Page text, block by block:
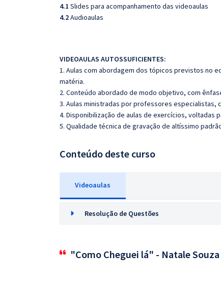
4.1 Slides para acompanhamento das videoaulas
4.2Audioaulas
VIDEOAULAS AUTOSSUFICIENTES:
1. Aulas com abordagem dos tópicos previstos no
matéria.
2. Conteúdo abordado de modo objetivo, com
3. Aulas ministradas por professores especialistas,
4. Disponibilização de aulas de exercícios, voltadas
5. Qualidade técnica de gravação de altíssimo
Conteúdo deste curso
Videoaulas
Resolução de Questões
"Como Cheguei lá" - Natale Souza